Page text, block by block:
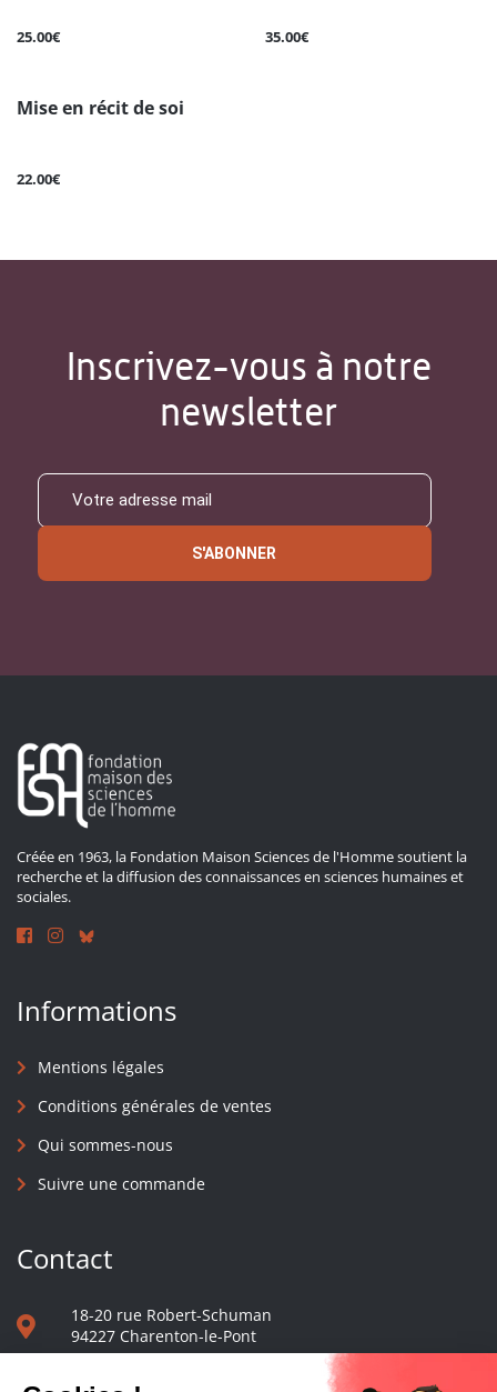
25.00€ 35.00€
Mise en récit de soi
22.00€
Inscrivez-vous à notre
newsletter
S'ABONNER
Créée en 1963, la Fondation Maison Sciences de l'Homme soutient la
recherche et la diffusion des connaissances en sciences humaines et
sociales.
Informations
Mentions légales
Conditions générales de ventes
Qui sommes-nous
Suivre une commande
Contact
18-20 rue Robert-Schuman
94227 Charenton-le-Pont